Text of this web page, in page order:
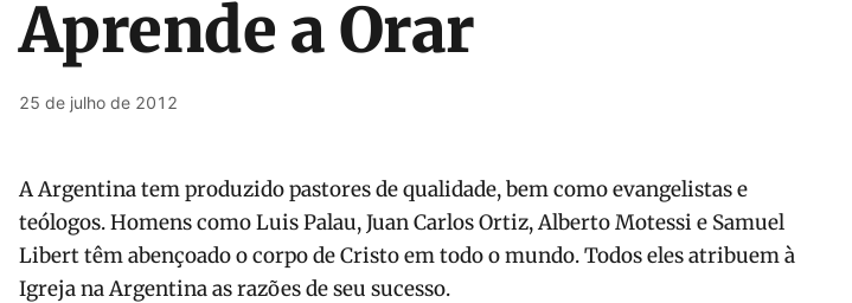
Aprende a Orar
25 de julho de 2012
A Argentina tem produzido pastores de qualidade, bem como evangelistas e
teólogos. Homens como Luis Palau, Juan Carlos Ortiz, Alberto Motessi e Samuel
Libert têm abençoado o corpo de Cristo em todo o mundo. Todos eles atribuem à
Igreja na Argentina as razões de seu sucesso.